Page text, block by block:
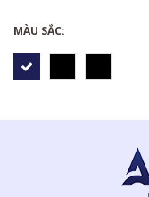
MÀU SẮC: